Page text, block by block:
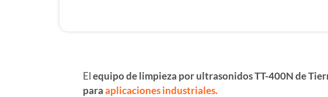
Elequipo de limpieza por ultrasonidos TT-400N de
paraaplicaciones industriales.